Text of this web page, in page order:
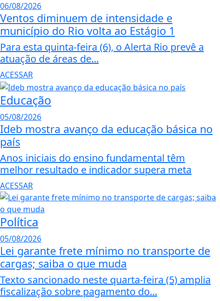
06/08/2026
Ventos diminuem de intensidade e
município do Rio volta ao Estágio 1
Para esta quinta-feira (6), o Alerta Rio prevê a
atuação de áreas de...
ACESSAR
Educação
05/08/2026
Ideb mostra avanço da educação básica no
país
Anos iniciais do ensino fundamental têm
melhor resultado e indicador supera meta
ACESSAR
Política
05/08/2026
Lei garante frete mínimo no transporte de
cargas; saiba o que muda
Texto sancionado neste quarta-feira (5) amplia
fiscalização sobre pagamento do...